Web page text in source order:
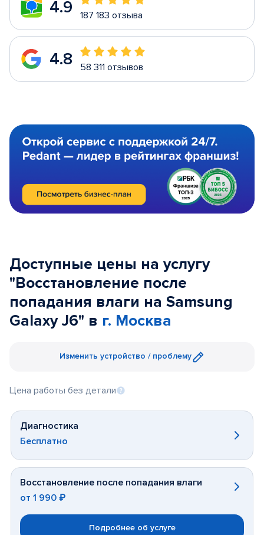
4.9 187 183 отзыва
4.8 58 311 отзывов
Доступные цены на услугу
"Восстановление после
попадания влаги на Samsung
Galaxy J6" в г. Москва
Изменить устройство / проблему
Цена работы без детали
Диагностика
Бесплатно
Восстановление после попадания влаги
от 1 990 ₽
Подробнее об услуге